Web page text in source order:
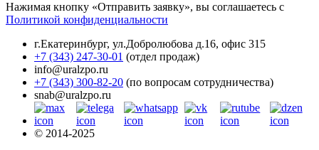
Нажимая кнопку «Отправить заявку», вы соглашаетесь с
Политикой конфиденциальности
г.Екатеринбург, ул.Добролюбова д.16, офис 315
+7 (343) 247-30-01 (отдел продаж)
info@uralzpo.ru
+7 (343) 300-82-20 (по вопросам сотрудничества)
snab@uralzpo.ru
© 2014-2025